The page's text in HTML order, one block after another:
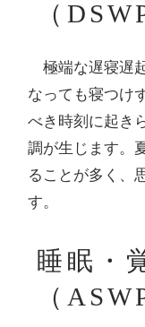
（
極端な遅寝遅
なっても寝つけ
べき時刻に起き
調が生じます。
ることが多く、
す。
睡眠・
（